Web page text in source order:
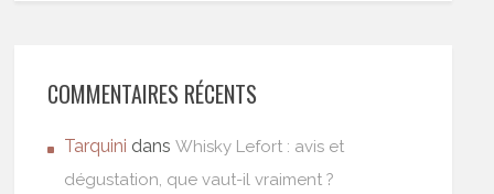
COMMENTAIRES RÉCENTS
Tarquini dansWhisky Lefort : avis et
dégustation, que vaut-il vraiment ?